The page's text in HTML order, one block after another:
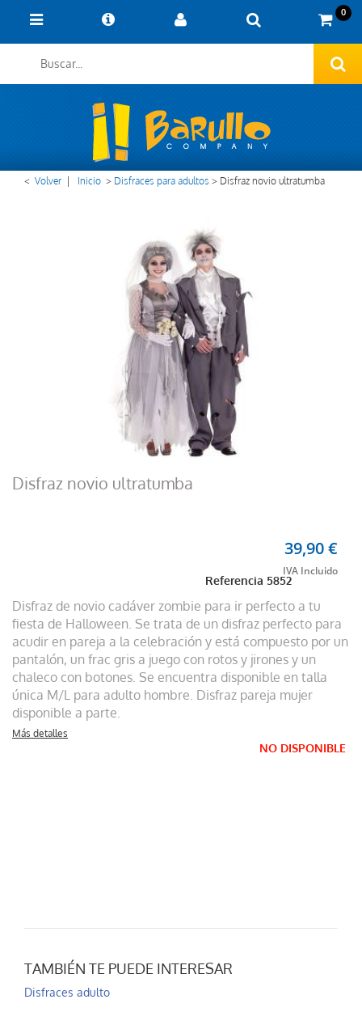
0
< Volver Inicio > Disfraces para adultos > Disfraz novio ultratumba
Disfraz novio ultratumba
Referencia 5852
39,90 €
Disfraz de novio cadáver zombie para ir perfecto a tu
fiesta de Halloween. Se trata de un disfraz perfecto para
acudir en pareja a la celebración y está compuesto por un
pantalón, un frac gris a juego con rotos y jirones y un
chaleco con botones. Se encuentra disponible en talla
única M/L para adulto hombre. Disfraz pareja mujer
disponible a parte.
Más detalles
NO DISPONIBLE
TAMBIÉN TE PUEDE INTERESAR
Disfraces adulto